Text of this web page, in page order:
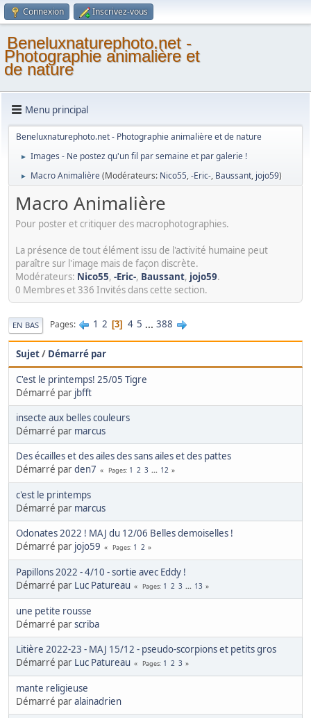
Connexion Inscrivez-vous
Beneluxnaturephoto.net -
Photographie animalière et
de nature
Menu principal
Beneluxnaturephoto.net - Photographie animalière et de nature
► Images - Ne postez qu'un fil par semaine et par galerie !
► Macro Animalière(Modérateurs: Nico55,-Eric-, Baussant, jojo59)
Macro Animalière
Pour poster et critiquer des macrophotographies.
La présence de tout élément issu de l'activité humaine peut
paraître sur l'image mais de façon discrète.
Modérateurs: Nico55, -Eric-, Baussant, jojo59.
0 Membres et 336 Invités dans cette section.
EN BAS Pages 1 2 3 4 5 ... 388
Sujet/ Démarré par
C'est le printemps! 25/05 Tigre
Démarré par jbfft
insecte aux belles couleurs
Démarré par marcus
Des écailles et des ailes des sans ailes et des pattes
Démarré parden7 Pages 1 2 3 ... 12
c'est le printemps
Démarré par marcus
Odonates 2022 ! MAJ du 12/06 Belles demoiselles !
Démarré par jojo59 Pages 1 2
Papillons 2022 - 4/10 - sortie avec Eddy !
Démarré par Luc Patureau Pages 1 2 3 ... 13
une petite rousse
Démarré parscriba
Litière 2022-23 - MAJ 15/12 - pseudo-scorpions et petits gros
Démarré par Luc Patureau Pages 1 2 3
mante religieuse
Démarré paralainadrien